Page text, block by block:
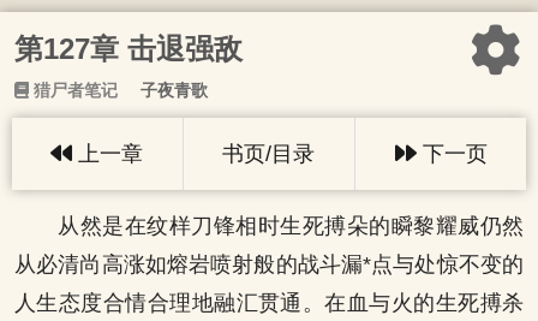
第127章 击退强敌
猎尸者笔记 子夜青歌
上一章 书页/目录 下一页
从然是在纹样刀锋相时生死搏朵的瞬黎耀威仍然
从必清尚高涨如熔岩喷射般的战斗漏*点与处惊不变的
人生态度合情合理地融汇贯通。在血与火的生死搏杀